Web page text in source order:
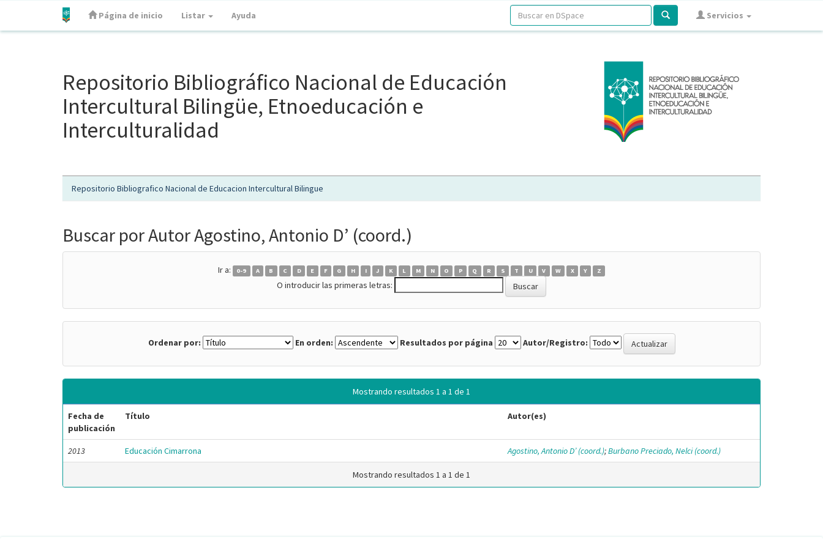
Página de inicio Listar Ayuda Servicios
Repositorio Bibliográfico Nacional de Educación
Intercultural Bilingüe, Etnoeducación e
Interculturalidad
Repositorio Bibliografico Nacional de Educacion Intercultural Bilingue
Buscar por Autor Agostino, Antonio D’ (coord.)
Ir a: 0-9 A B C D E F G H I J K L M N O P Q R S T U V W X Y Z
O introducir las primeras letras:
Ordenar por: En orden: Resultados por página Autor/Registro:
Mostrando resultados 1 a 1 de 1
Fecha de
publicación
Título Autor(es)
2013 Educación Cimarrona Agostino, Antonio D’ (coord.);Burbano Preciado, Nelci (coord.)
Mostrando resultados 1 a 1 de 1